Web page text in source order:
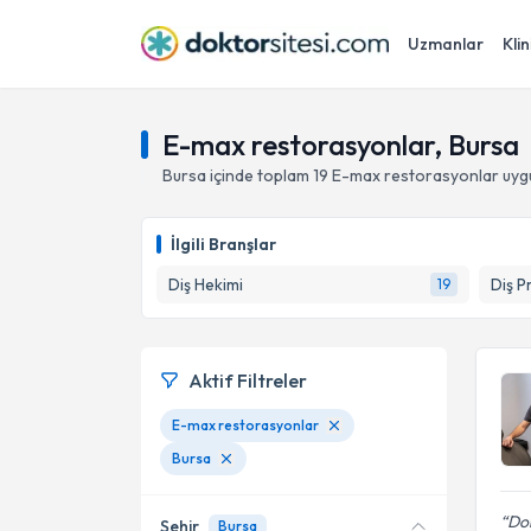
Uzmanlar
E-max restorasyonlar, Bursa
Bursa içinde toplam 19 E-max restorasyonlar
İlgili Branşlar
Diş Hekimi
19 Diş
Aktif Filtreler
E-max restorasyonlar
Bursa
Şehir Bursa